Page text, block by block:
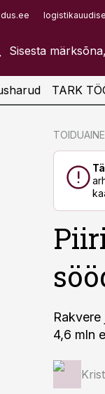
TARK
4,6 mln